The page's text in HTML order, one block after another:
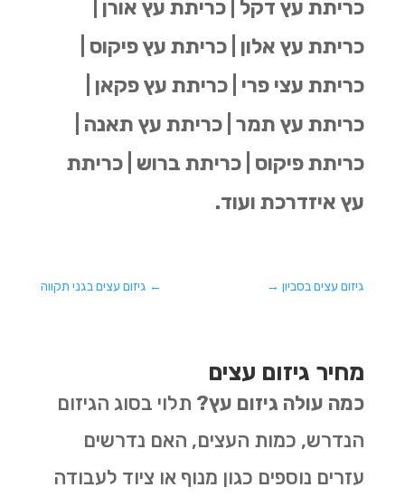
כריתת עץ דקל | כריתת עץ אורן |
כריתת עץ אלון | כריתת עץ פיקוס |
כריתת עצי פרי | כריתת עץ פקאן |
כריתת עץ תמר | כריתת עץ תאנה |
כריתת פיקוס | כריתת ברוש | כריתת
עץ איזדרכת ועוד.
← גיזום עצים בגני תקווה גיזום עצים בסביון→
מחיר גיזום עצים
כמה עולה גיזום עץ? תלוי בסוג הגיזום
הנדרש, כמות העצים, האם נדרשים
עזרים נוספים כגון מנוף או ציוד לעבודה